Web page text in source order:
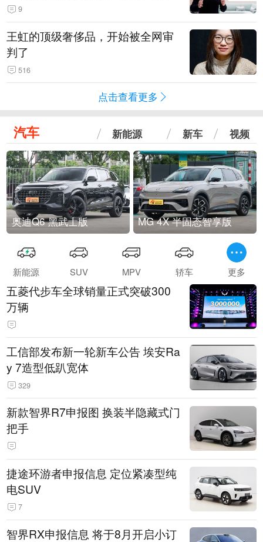
9
王虹的顶级奢侈品，开始被全网审
判了
516
点击查看更多
汽车 新能源 新车 视频
奥迪Q6 黑武士版 MG 4X 半固态智享版
新能源 SUV MPV 轿车 更多
五菱代步车全球销量正式突破300
万辆
工信部发布新一轮新车公告 埃安Ra
y 7造型低趴宽体
329
新款智界R7申报图 换装半隐藏式门
把手
捷途环游者申报信息 定位紧凑型纯
电SUV
7
智界RX申报信息 将于8月开启小订